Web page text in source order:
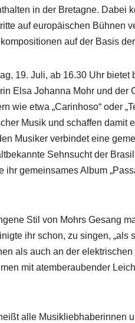
in der Bretagne. Dabei
auf europäischen Bühnen
auf der Basis
19. Juli, ab 16.30 Uhr
Elsa Johanna Mohr und
wie etwa „Carinhoso“ oder
Musik und schaffen damit
Musiker verbindet eine
Sehnsucht der
gemeinsames Album
Stil von Mohrs Gesang
ihr schon, zu singen, „als
als auch an der
mit atemberaubender
alle Musikliebhaberinnen